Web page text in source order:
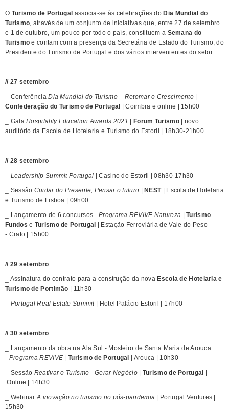
​O Turismo de Portugal associa-se às celebrações do Dia Mundial do
Turismo, através de um conjunto de iniciativas que, entre 27 de setembro
e 1 de outubro, um pouco por todo o país, constituem a Semana do
Turismo e contam com a presença da Secretária de Estado do Turismo, do
Presidente do Turismo de Portugal e dos vários intervenientes do setor:
// 27 setembro
_ ConferênciaDia Mundial do Turismo – Retomar o Crescimento
Confederação do Turismo de Portugal
​​ | Coimbra e online | 15h00
_ GalaHospitality Education Awards 2021 Forum Turismo​| novo
auditório da Escola de Hotelaria e Turismo do Estoril | 18h30-21h00
// 28 setembro
Leadership Summit Portugal | Casino do Estoril | 08h30-17h30
_ Sessão Cuidar do Presente, Pensar o futuro NEST
| Escola de Hotelaria
e Turismo de Lisboa | 09h00
_ Lançamento de 6 concursos - Programa REVIVE Natureza |Turismo
Fundos e Turismo de Portugal
| Estação Ferroviária de Vale do Peso
- Crato ​| 15h00
// 29 setembro
_ Assinatura do contrato para a ​construção da nova Escola de Hotelaria e
Turismo de Portimão | 11h30
Portugal Real Estate Summit| Hotel Palácio Estoril | 17h00
// 30 setembro
_ Lançamento ​da obra n​a Ala Sul - Mosteiro de Santa Maria de Arouca
- Programa REVIVE |Turismo de Portugal | Arouca | 10h30
_ Sessão Reativar o Turismo - Gerar Negócio| Turismo de Portugal
Online | 14h30
_ WebinarA inovação no turismo ​no pós-pandemia | Portugal Ventures |
15h30